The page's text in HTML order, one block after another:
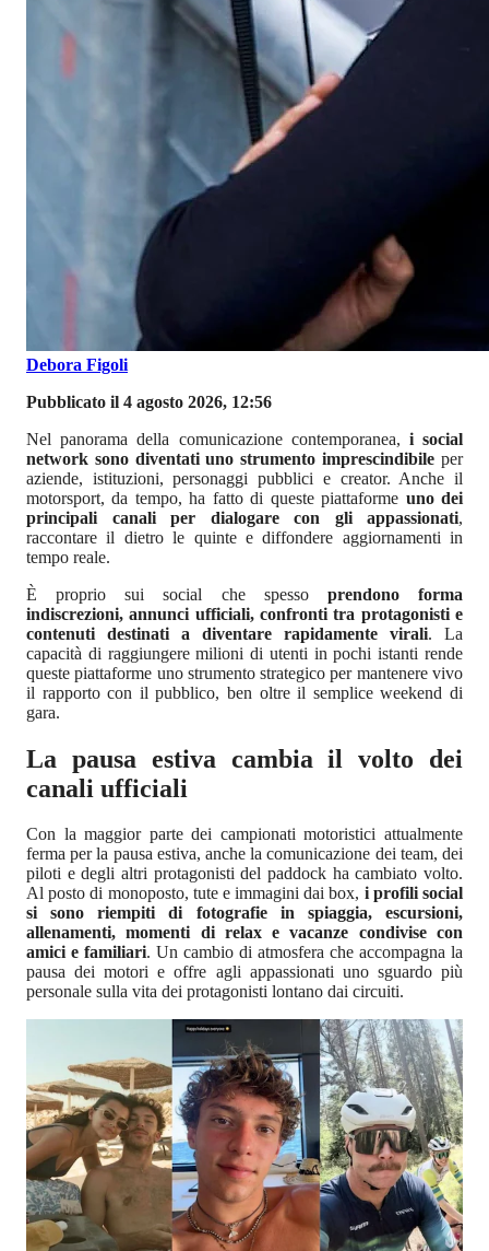
Debora Figoli
Pubblicato il 4 agosto 2026, 12:56
Nel panorama della comunicazione contemporanea, i social
network sono diventati uno strumento imprescindibile per
aziende, istituzioni, personaggi pubblici e creator. Anche il
motorsport, da tempo, ha fatto di queste piattaforme uno dei
principali canali per dialogare con gli appassionati,
raccontare il dietro le quinte e diffondere aggiornamenti in
tempo reale.
È proprio sui social che spesso prendono forma
indiscrezioni, annunci ufficiali, confronti tra protagonisti e
contenuti destinati a diventare rapidamente virali. La
capacità di raggiungere milioni di utenti in pochi istanti rende
queste piattaforme uno strumento strategico per mantenere vivo
il rapporto con il pubblico, ben oltre il semplice weekend di
gara.
La pausa estiva cambia il volto dei
canali ufficiali
Con la maggior parte dei campionati motoristici attualmente
ferma per la pausa estiva, anche la comunicazione dei team, dei
piloti e degli altri protagonisti del paddock ha cambiato volto.
Al posto di monoposto, tute e immagini dai box, i profili social
si sono riempiti di fotografie in spiaggia, escursioni,
allenamenti, momenti di relax e vacanze condivise con
amici e familiari. Un cambio di atmosfera che accompagna la
pausa dei motori e offre agli appassionati uno sguardo più
personale sulla vita dei protagonisti lontano dai circuiti.